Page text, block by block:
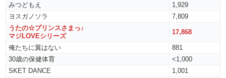
みつどもえ
1,929
ヨスガノソラ
7,809
うたの☆プリンスさまっ♪
マジLOVEシリーズ
17,868
俺たちに翼はない
881
30歳の保健体育
<1,000
SKET DANCE
1,001